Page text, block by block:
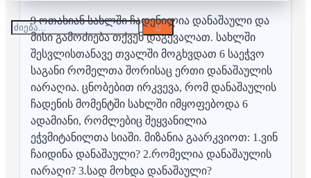
9 ოთახიან სახლში ჩადენილია დანაშაული და
მისი გამოძიება თქვენ დაგევალათ. სახლში
შესვლისთანავე თვალში მოგხვდათ 6 საეჭვო
საგანი რომელთა შორისაც ერთი დანაშაულის
იარაღია. ცნობებით ირკვევა, რომ დანაშაულის
ჩადენის მომენტში სახლში იმყოფებოდა 6
ადამიანი, რომლებიც შეყვანილია
ეჭვმიტანილთა სიაში. მიზანია გაარკვიოთ: 1.ვინ
ჩაიდინა დანაშაული? 2.რომელია დანაშაულის
იარაღი? 3.სად მოხდა დანაშაული?